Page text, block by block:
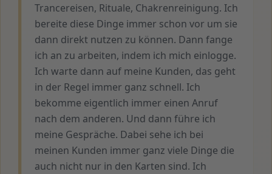
Trancereisen, Rituale, Chakrenreinigung. Ich
bereite diese Dinge immer schon vor um sie
dann direkt nutzen zu können. Dann fange
ich an zu arbeiten, indem ich mich einlogge.
Ich warte dann auf meine Kunden, das geht
in der Regel immer ganz schnell. Ich
bekomme eigentlich immer einen Anruf
nach dem anderen. Und dann führe ich
meine Gespräche. Dabei sehe ich bei
meinen Kunden immer ganz viele Dinge die
auch nicht nur in den Karten sind. Ich